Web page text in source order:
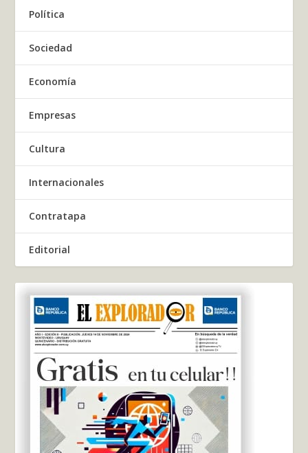
Política
Sociedad
Economía
Empresas
Cultura
Internacionales
Contratapa
Editorial